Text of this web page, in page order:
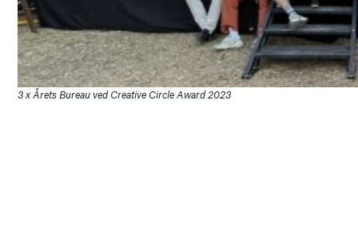
3 x Årets Bureau ved Creative Circle Award 2023